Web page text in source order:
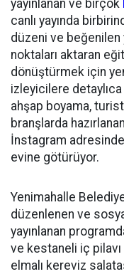
yayınlanan ve birçok
canlı yayında
düzeni ve beğenilen
noktaları aktaran
dönüştürmek için
izleyicilere detaylıca
ahşap boyama,
branşlarda
İnstagram
evine götürüyor.
Yenimahalle
düzenlenen ve
yayınlanan
ve kestaneli iç
elmalı kereviz